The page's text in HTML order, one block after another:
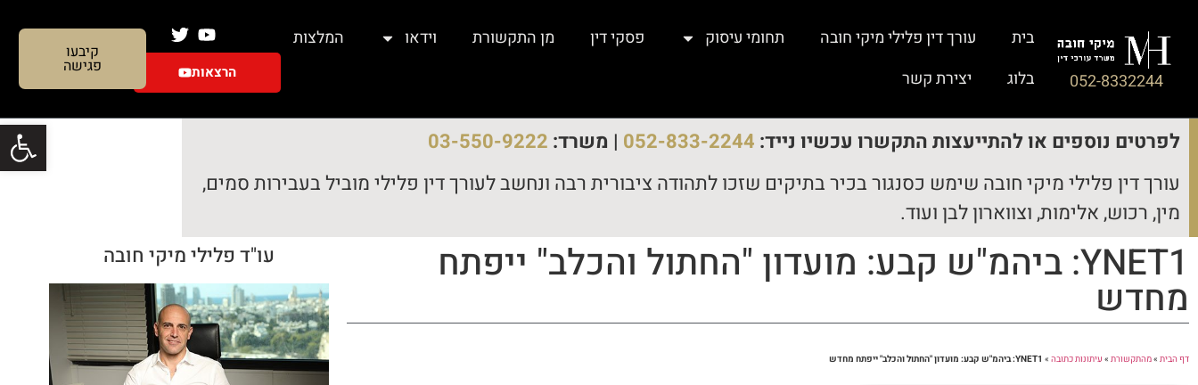
052-8332244
בית עורך דין פלילי מיקי חובה תחומי עיסוק פסקי דין מן התקשורת וידאו
המלצות
בלוג
יצירת קשר הרצאות
קיבעו
פגישה
לפרטים נוספים או להתייעצות התקשרו עכשיו נייד: 052-833-2244 | משרד: 03-550-9222
עורך דין פלילי מיקי חובה שימש כסנגור בכיר בתיקים שזכו לתהודה ציבורית רבה ונחשב לעורך דין פלילי מוביל בעבירות סמים,
מין, רכוש, אלימות, וצווארון לבן ועוד.
YNET1: ביהמ"ש קבע: מועדון "החתול והכלב" ייפתח
מחדש
דף הבית »מהתקשורת » עיתונות כתובה » YNET1: ביהמ"ש קבע: מועדון "החתול והכלב" ייפתח מחדש
עו"ד פלילי מיקי חובה
פתח